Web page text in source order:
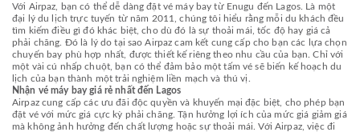
Với Airpaz, bạn có thể dễ dàng đặt vé máy bay từ Enugu đến Lagos. Là một
đại lý du lịch trực tuyến từ năm 2011, chúng tôi hiểu rằng mỗi du khách đều
tìm kiếm điều gì đó khác biệt, cho dù đó là sự thoải mái, tốc độ hay giá cả
phải chăng. Đó là lý do tại sao Airpaz cam kết cung cấp cho bạn các lựa chọn
chuyến bay phù hợp nhất, được thiết kế riêng theo nhu cầu của bạn. Chỉ với
một vài cú nhấp chuột, bạn có thể đảm bảo một tấm vé sẽ biến kế hoạch du
lịch của bạn thành một trải nghiệm liền mạch và thú vị.
Nhận vé máy bay giá rẻ nhất đến Lagos
Airpaz cung cấp các ưu đãi độc quyền và khuyến mại đặc biệt, cho phép bạn
đặt vé với mức giá cực kỳ phải chăng. Tận hưởng lợi ích của mức giá giảm giá
mà không ảnh hưởng đến chất lượng hoặc sự thoải mái. Với Airpaz, việc đi